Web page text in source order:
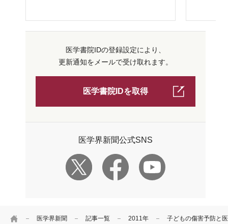
HOME 医学界新聞 記事一覧 2011年 子どもの傷害予防と
医学書院IDの登録設定により、
更新通知をメールで受け取れます。
医学書院IDを取得
医学界新聞公式SNS